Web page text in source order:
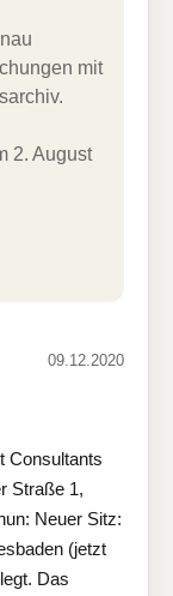
mit
2. August
09.12.2020
Consultants
Straße 1,
Neuer Sitz:
(jetzt
Das